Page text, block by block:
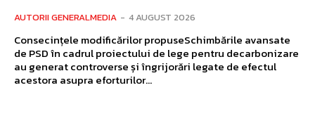
AUTORII GENERALMEDIA - 4 AUGUST 2026
Consecințele modificărilor propuseSchimbările avansate
de PSD în cadrul proiectului de lege pentru decarbonizare
au generat controverse și îngrijorări legate de efectul
acestora asupra eforturilor...